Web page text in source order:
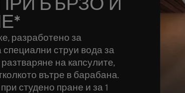
разработено за
специални струи вода за
на капсулите,
вътре в барабана.
студено пране и за 1